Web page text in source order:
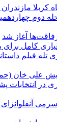
کربلا
دوم
آغاز شد
کامل
تله فیلم
علی خان
در انتخابات